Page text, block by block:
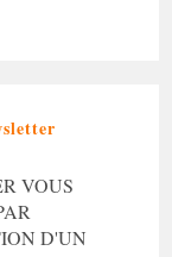
VOUS
D'UN